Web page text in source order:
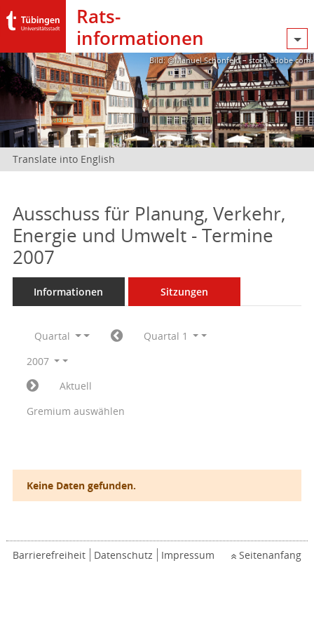
Rats­
informationen
Bild: @Manuel Schönfeld – stock.adobe.com
Translate into English
Ausschuss für Planung, Verkehr,
Energie und Umwelt - Termine
2007
Informationen Sitzungen
Quartal
Quartal 1
2007
Aktuell
Gremium auswählen
Keine Daten gefunden.
Barrierefreiheit Datenschutz Impressum Seitenanfang